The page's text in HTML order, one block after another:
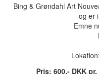
Bing & Grøndahl Art
og er
Emne
Lokation:
Pris: 600,- DKK pr.